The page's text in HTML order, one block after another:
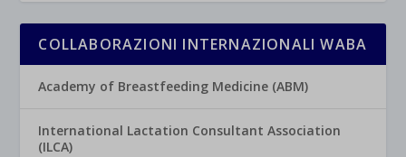
COLLABORAZIONI INTERNAZIONALI WABA
Academy of Breastfeeding Medicine (ABM)
International Lactation Consultant Association
(ILCA)